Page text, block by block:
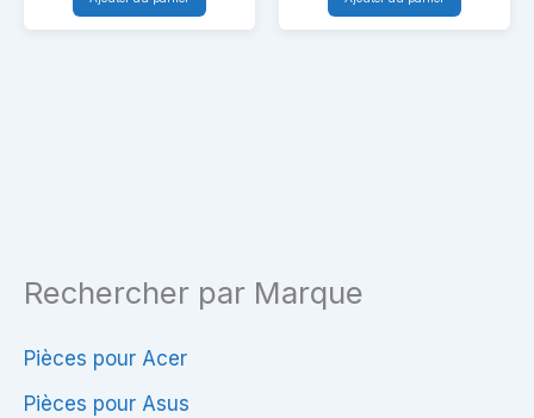
Rechercher par Marque
Pièces pour Acer
Pièces pour Asus
–
–